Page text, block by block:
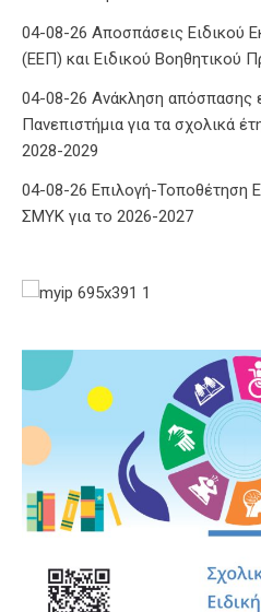
04-08-26 Αποσπάσεις Ειδικού
(ΕΕΠ) και Ειδικού Βοηθητικού
04-08-26 Ανάκληση απόσπασης
Πανεπιστήμια για τα σχολικά
2028-2029
04-08-26 Επιλογή-Τοποθέτηση
ΣΜΥΚ για το 2026-2027